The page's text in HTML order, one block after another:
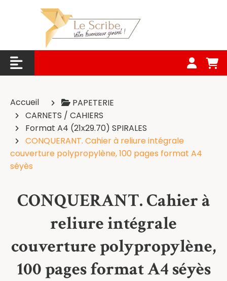
Accueil
PAPETERIE
CARNETS / CAHIERS
Format A4 (21x29.70) SPIRALES
CONQUERANT. Cahier à reliure intégrale
couverture polypropylène, 100 pages format A4
séyès
CONQUERANT. Cahier à
reliure intégrale
couverture polypropylène,
100 pages format A4 séyès